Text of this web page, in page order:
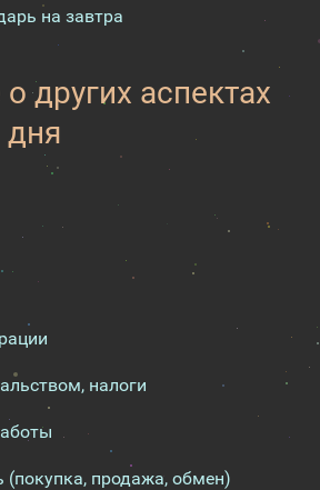
на завтра
других аспектах
дня
налоги
(покупка, продажа, обмен)